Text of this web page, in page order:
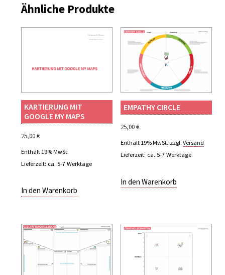
Ähnliche Produkte
KARTIERUNG MIT
GOOGLE MY MAPS
25,00€
Enthält 19% MwSt.
Lieferzeit: ca. 5-7 Werktage
In den Warenkorb
EMPATHY CIRCLE
25,00€
Enthält 19% MwSt. zzgl. Versand
Lieferzeit: ca. 5-7 Werktage
In den Warenkorb